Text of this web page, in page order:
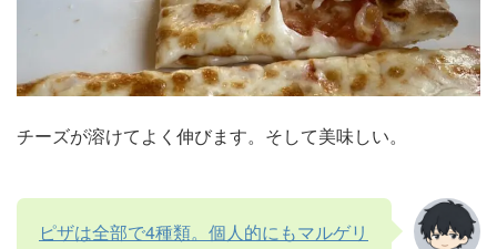
チーズが溶けてよく伸びます。そして美味しい。
ピザは全部で4種類。個人的にもマルゲリ